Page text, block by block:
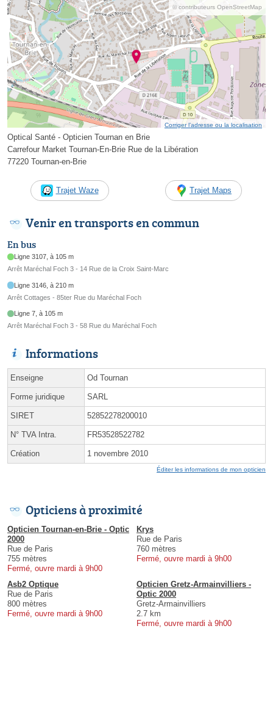
© contributeurs OpenStreetMap
Corriger l’adresse ou la localisation
Optical Santé - Opticien Tournan en Brie
Carrefour Market Tournan-En-Brie Rue de la Libération
77220 Tournan-en-Brie
Trajet Waze Trajet Maps
Venir en transports en commun
En bus
Ligne 3107, à 105 m
Arrêt Maréchal Foch 3 - 14 Rue de la Croix Saint-Marc
Ligne 3146, à 210 m
Arrêt Cottages - 85ter Rue du Maréchal Foch
Ligne 7, à 105 m
Arrêt Maréchal Foch 3 - 58 Rue du Maréchal Foch
Informations
Enseigne Od Tournan
Forme juridique SARL
SIRET 52852278200010
N° TVA Intra. FR53528522782
Création 1 novembre 2010
Éditer les informations de mon opticien
Opticiens à proximité
Opticien Tournan-en-Brie - Optic
2000
Rue de Paris
755 mètres
Fermé, ouvre mardi à 9h00
Krys
Rue de Paris
760 mètres
Fermé, ouvre mardi à 9h00
Asb2 Optique
Rue de Paris
800 mètres
Fermé, ouvre mardi à 9h00
Opticien Gretz-Armainvilliers -
Optic 2000
Gretz-Armainvilliers
2.7 km
Fermé, ouvre mardi à 9h00